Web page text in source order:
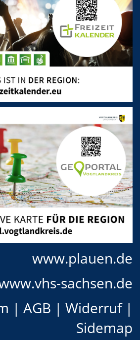
www.plauen.de
sachsen.de
| AGB | Widerruf|
Sidemap